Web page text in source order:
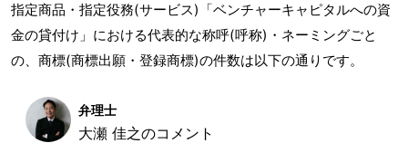
指定商品・指定役務(サービス)「ベンチャーキャピタルへの資
金の貸付け」における代表的な称呼(呼称)・ネーミングごと
の、商標(商標出願・登録商標)の件数は以下の通りです。
弁理士
大瀬 佳之のコメント